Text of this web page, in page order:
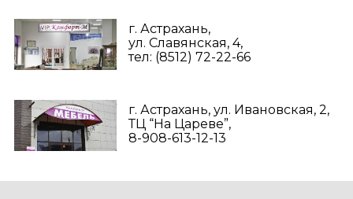
г. Астрахань,
ул. Славянская, 4,
тел: (8512) 72-22-66
г. Астрахань, ул. Ивановская, 2,
ТЦ “На Цареве”,
8-908-613-12-13